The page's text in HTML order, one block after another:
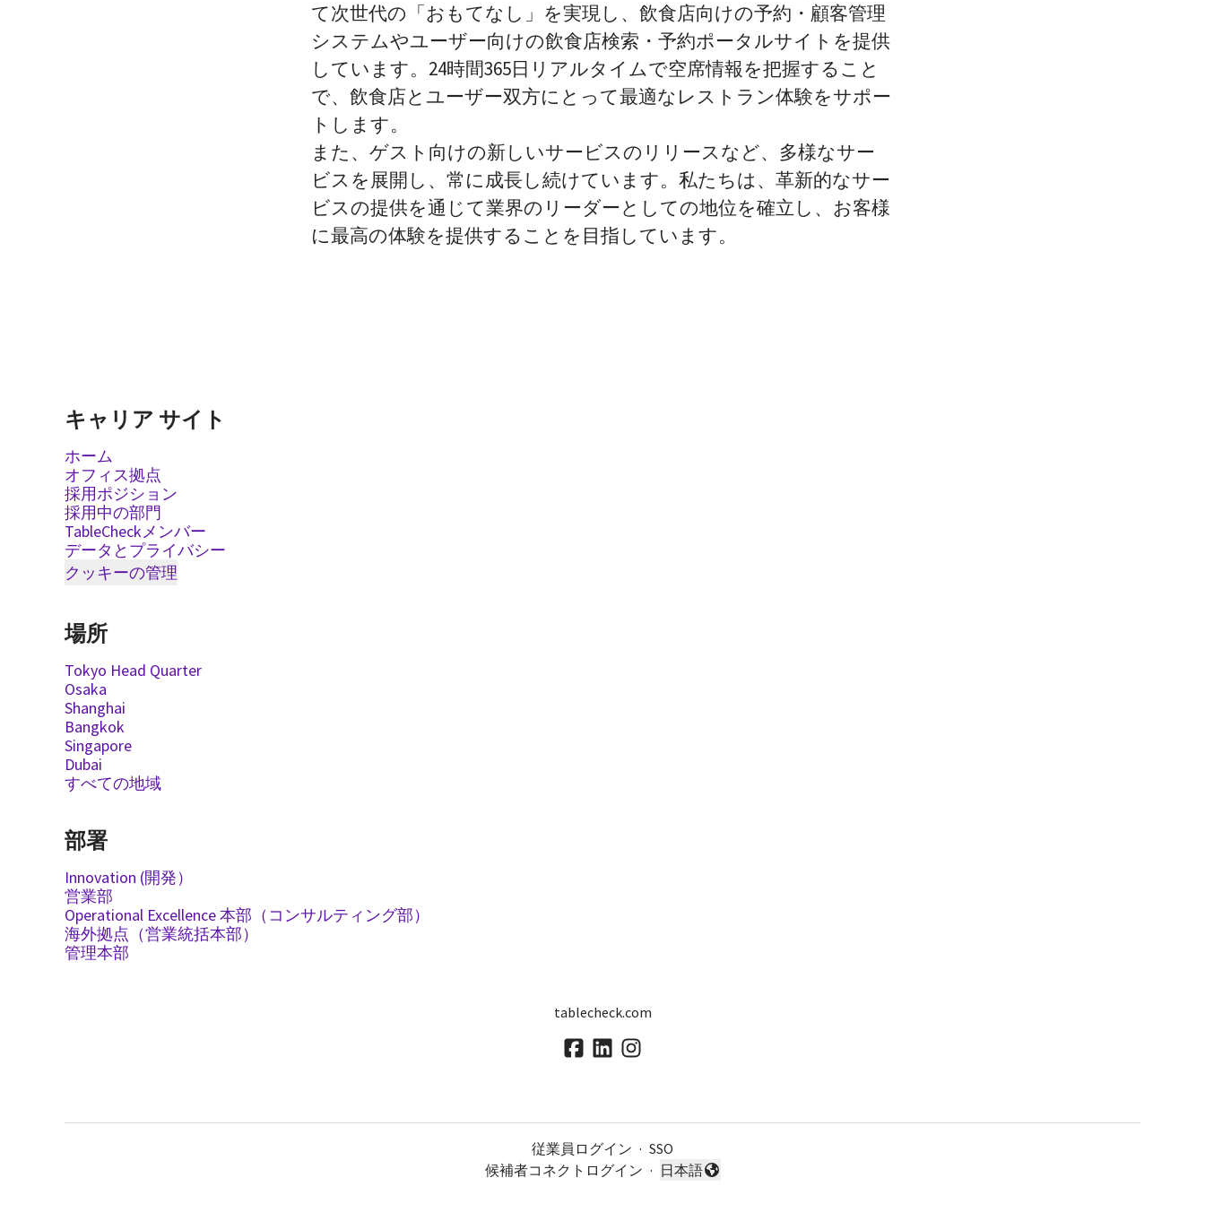
て次世代の「おもてなし」を実現し、飲食店向けの予約・顧客管理
システムやユーザー向けの飲食店検索・予約ポータルサイトを提供
しています。24時間365日リアルタイムで空席情報を把握すること
で、飲食店とユーザー双方にとって最適なレストラン体験をサポー
トします。
また、ゲスト向けの新しいサービスのリリースなど、多様なサー
ビスを展開し、常に成長し続けています。私たちは、革新的なサー
ビスの提供を通じて業界のリーダーとしての地位を確立し、お客様
に最高の体験を提供することを目指しています。
キャリア サイト
ホーム
オフィス拠点
採用ポジション
採用中の部門
TableCheckメンバー
データとプライバシー
クッキーの管理
場所
Tokyo Head Quarter
Osaka
Shanghai
Bangkok
Singapore
Dubai
すべての地域
部署
Innovation (開発）
営業部
Operational Excellence 本部（コンサルティング部）
海外拠点（営業統括本部）
管理本部
tablecheck.com
従業員ログイン · SSO
候補者コネクトログイン ·
言語を変更
日本語